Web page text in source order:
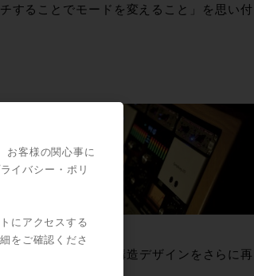
することでモードを変えること」を思い付
を開発しまし
由にカスタム
ントロールで
上も前の製
あり、この秀逸な構造デザインをさらに再
お客様の関心事に
イバシー・ポリ
にアクセスする
をご確認くださ